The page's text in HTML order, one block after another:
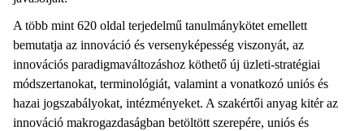
A több mint 620 oldal terjedelmű tanulmánykötet emellett
bemutatja az innováció és versenyképesség viszonyát, az
innovációs paradigmaváltozáshoz köthető új üzleti-stratégiai
módszertanokat, terminológiát, valamint a vonatkozó uniós és
hazai jogszabályokat, intézményeket. A szakértői anyag kitér az
innováció makrogazdaságban betöltött szerepére, uniós és